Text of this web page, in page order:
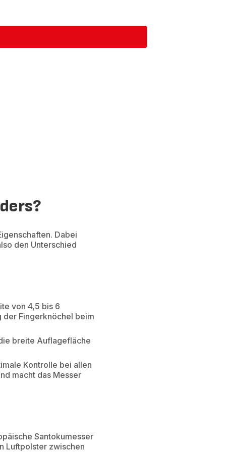
Dabei
den Unterschied
von 4,5 bis 6
der Fingerknöchel beim
breite Auflagefläche
Kontrolle bei allen
macht das Messer
Santokumesser
Luftpolster zwischen